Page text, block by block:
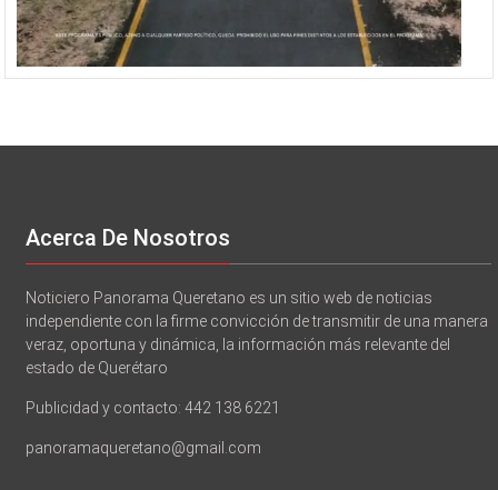
Acerca De Nosotros
Noticiero Panorama Queretano es un sitio web de noticias
independiente con la firme convicción de transmitir de una manera
veraz, oportuna y dinámica, la información más relevante del
estado de Querétaro
Publicidad y contacto: 442 138 6221
panoramaqueretano@gmail.com